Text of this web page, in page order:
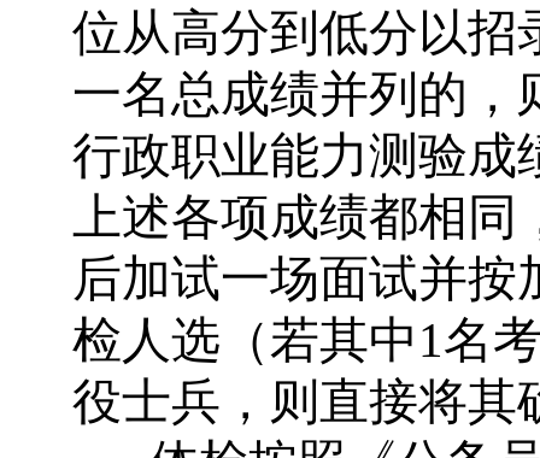
位从高分到低分以招
一名总成绩并列的，
行政职业能力测验成
上述各项成绩都相
后加试一场面试并
检人选（若其中1名
役士兵，则直接将其